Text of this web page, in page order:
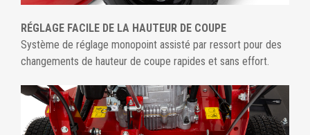
RÉGLAGE FACILE DE LA HAUTEUR DE COUPE
Système de réglage monopoint assisté par ressort pour des
changements de hauteur de coupe rapides et sans effort.